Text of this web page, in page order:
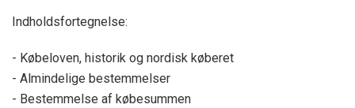
Indholdsfortegnelse:
- Købeloven, historik og nordisk køberet
- Almindelige bestemmelser
- Bestemmelse af købesummen